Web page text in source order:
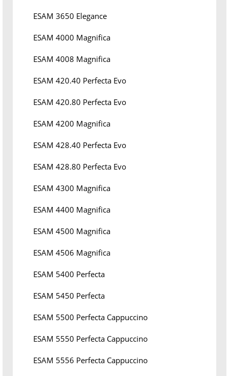
ESAM 3650 Elegance
ESAM 4000 Magnifica
ESAM 4008 Magnifica
ESAM 420.40 Perfecta Evo
ESAM 420.80 Perfecta Evo
ESAM 4200 Magnifica
ESAM 428.40 Perfecta Evo
ESAM 428.80 Perfecta Evo
ESAM 4300 Magnifica
ESAM 4400 Magnifica
ESAM 4500 Magnifica
ESAM 4506 Magnifica
ESAM 5400 Perfecta
ESAM 5450 Perfecta
ESAM 5500 Perfecta Cappuccino
ESAM 5550 Perfecta Cappuccino
ESAM 5556 Perfecta Cappuccino